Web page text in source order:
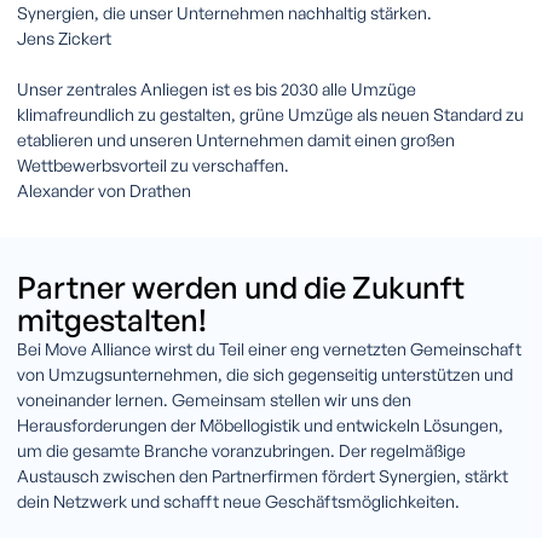
Synergien, die unser Unternehmen nachhaltig stärken.
Jens Zickert
Unser zentrales Anliegen ist es bis 2030 alle Umzüge
klimafreundlich zu gestalten, grüne Umzüge als neuen Standard zu
etablieren und unseren Unternehmen damit einen großen
Wettbewerbsvorteil zu verschaffen.
Alexander von Drathen
Partner werden und die Zukunft
mitgestalten!
Bei Move Alliance wirst du Teil einer eng vernetzten Gemeinschaft
von Umzugsunternehmen, die sich gegenseitig unterstützen und
voneinander lernen. Gemeinsam stellen wir uns den
Herausforderungen der Möbellogistik und entwickeln Lösungen,
um die gesamte Branche voranzubringen. Der regelmäßige
Austausch zwischen den Partnerfirmen fördert Synergien, stärkt
dein Netzwerk und schafft neue Geschäftsmöglichkeiten.